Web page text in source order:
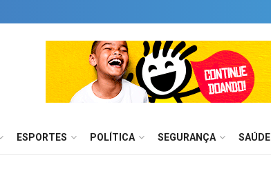
ESPORTES POLÍTICA SEGURANÇA SAÚDE